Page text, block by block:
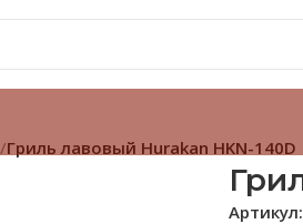
/Гриль лавовый Hurakan HKN-140D
Артикул: